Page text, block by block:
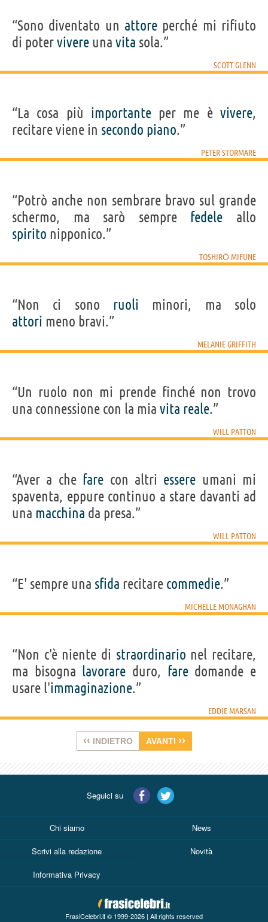
“Sono diventato un attore perché mi rifiuto
di potervivere una vita sola.”
SCOTT GLENN
“La cosa più importanteper me èvivere,
recitare viene in secondo piano.”
PETER STORMARE
“Potrò anche non sembrare bravo sul grande
schermo, ma sarò sempre fedele allo
spirito nipponico.”
TOSHIRŌ MIFUNE
“Non ci sono ruoli minori, ma solo
attori meno bravi.”
MELANIE GRIFFITH
“Un ruolo non mi prende finché non trovo
una connessione con la mia vita reale.”
WILL PATTON
“Aver a che fare con altri essere umani mi
spaventa, eppure continuo a stare davanti ad
una macchina da presa.”
WILL PATTON
“E' sempre una sfida recitare commedie.”
MICHELLE MONAGHAN
“Non c'è niente di straordinario nel recitare,
ma bisogna lavorare duro, faredomande e
usare l'immaginazione.”
EDDIE MARSAN
‹‹ INDIETRO AVANTI ››
Seguici su
Chi siamo News
Scrivi alla redazione Novità
Informativa Privacy
FrasiCelebri.it © 1999-2026 | All rights reserved